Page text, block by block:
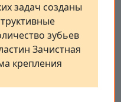
задач созданы
зубьев
Зачистная
крепления